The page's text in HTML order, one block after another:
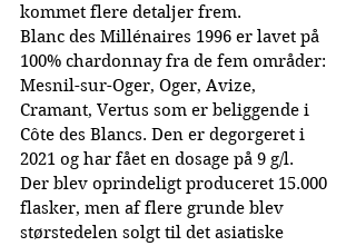
kommet flere detaljer frem.
Blanc des Millénaires 1996 er lavet på
100% chardonnay fra de fem områder:
Mesnil-sur-Oger, Oger, Avize,
Cramant, Vertus som er beliggende i
Côte des Blancs. Den er degorgeret i
2021 og har fået en dosage på 9 g/l.
Der blev oprindeligt produceret 15.000
flasker, men af flere grunde blev
størstedelen solgt til det asiatiske